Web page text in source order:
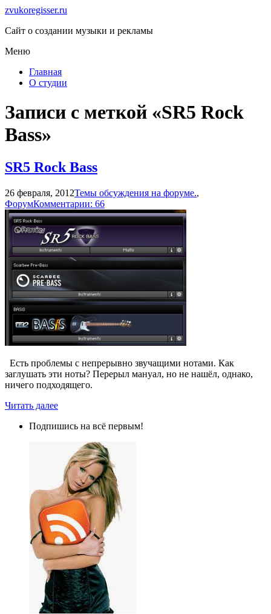
zvukoregisser.ru
Сайт о создании музыки и рекламы
Меню
Главная
О студии
Записи с меткой «SR5 Rock
Bass»
SR5 Rock Bass
26 февраля, 2012Темы обсуждения на форуме.,
ФорумКомментарии: 66
Есть проблемы с непрерывно звучащими нотами. Как
заглушать эти ноты? Перерыл мануал, но не нашёл, однако,
ничего подходящего.
Читать далее
Подпишись на всё первым!